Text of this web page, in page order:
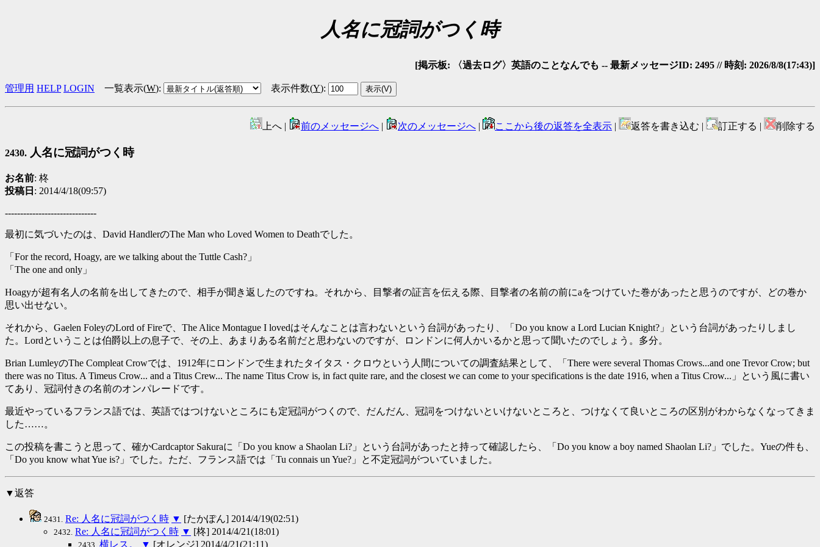
人名に冠詞がつく時
[掲示板: 〈過去ログ〉英語のことなんでも -- 最新メッセージID: 2495 // 時刻: 2026/8/8(17:43)]
管理用 HELP LOGIN 一覧表示(W): 表示件数(Y):
上へ | 前のメッセージへ | 次のメッセージへ | ここから後の返答を全表示 | 返答を書き込む | 訂正する | 削除する
2430. 人名に冠詞がつく時
お名前: 柊
投稿日 : 2014/4/18(09:57)
------------------------------
最初に気づいたのは、David HandlerのThe Man who Loved Women to Deathでした。
「For the record, Hoagy, are we talking about the Tuttle Cash?」
「The one and only」
Hoagyが超有名人の名前を出してきたので、相手が聞き返したのですね。それから、目撃者の証言を伝える際、目撃者の名前の前にaをつけていた巻があったと思うのですが、どの巻か
思い出せない。
それから、Gaelen FoleyのLord of Fireで、The Alice Montague I lovedはそんなことは言わないという台詞があったり、「Do you know a Lord Lucian Knight?」という台詞があったりしまし
た。Lordということは伯爵以上の息子で、その上、あまりある名前だと思わないのですが、ロンドンに何人かいるかと思って聞いたのでしょう。多分。
Brian LumleyのThe Compleat Crowでは、1912年にロンドンで生まれたタイタス・クロウという人間についての調査結果として、「There were several Thomas Crows...and one Trevor Crow; but
there was no Titus. A Timeus Crow... and a Titus Crew... The name Titus Crow is, in fact quite rare, and the closest we can come to your specifications is the date 1916, when a Titus Crow...」という風に書い
てあり、冠詞付きの名前のオンパレードです。
最近やっているフランス語では、英語ではつけないところにも定冠詞がつくので、だんだん、冠詞をつけないといけないところと、つけなくて良いところの区別がわからなくなってきま
した……。
この投稿を書こうと思って、確かCardcaptor Sakuraに「Do you know a Shaolan Li?」という台詞があったと持って確認したら、「Do you know a boy named Shaolan Li?」でした。Yueの件も、
「Do you know what Yue is?」でした。ただ、フランス語では「Tu connais un Yue?」と不定冠詞がついていました。
▼返答
2431. Re: 人名に冠詞がつく時 ▼ [たかぽん] 2014/4/19(02:51)
2432. Re: 人名に冠詞がつく時 ▼ [柊] 2014/4/21(18:01)
2433. 横レス。 ▼ [オレンジ] 2014/4/21(21:11)